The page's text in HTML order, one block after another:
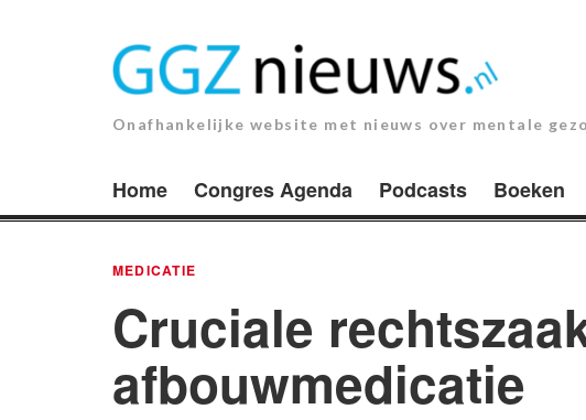
Onafhankelijke website met nieuws over mentale
Home Congres Agenda Podcasts Boeken
MEDICATIE
Cruciale
afbouwmedicatie